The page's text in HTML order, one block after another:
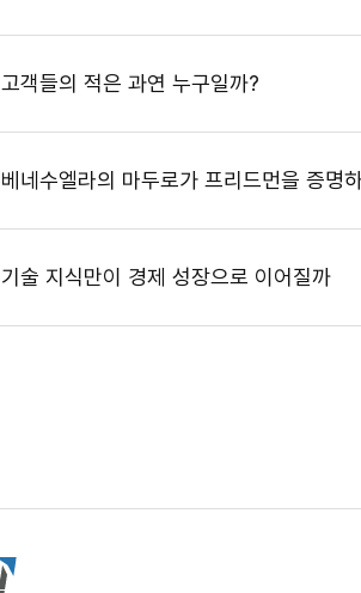
고객들의 적은 과연 누구일까?
베네수엘라의 마두로가 프리드먼을 증명
기술 지식만이 경제 성장으로 이어질까